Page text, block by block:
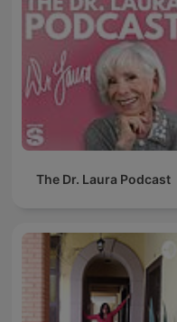
The Dr. Laura Podcast